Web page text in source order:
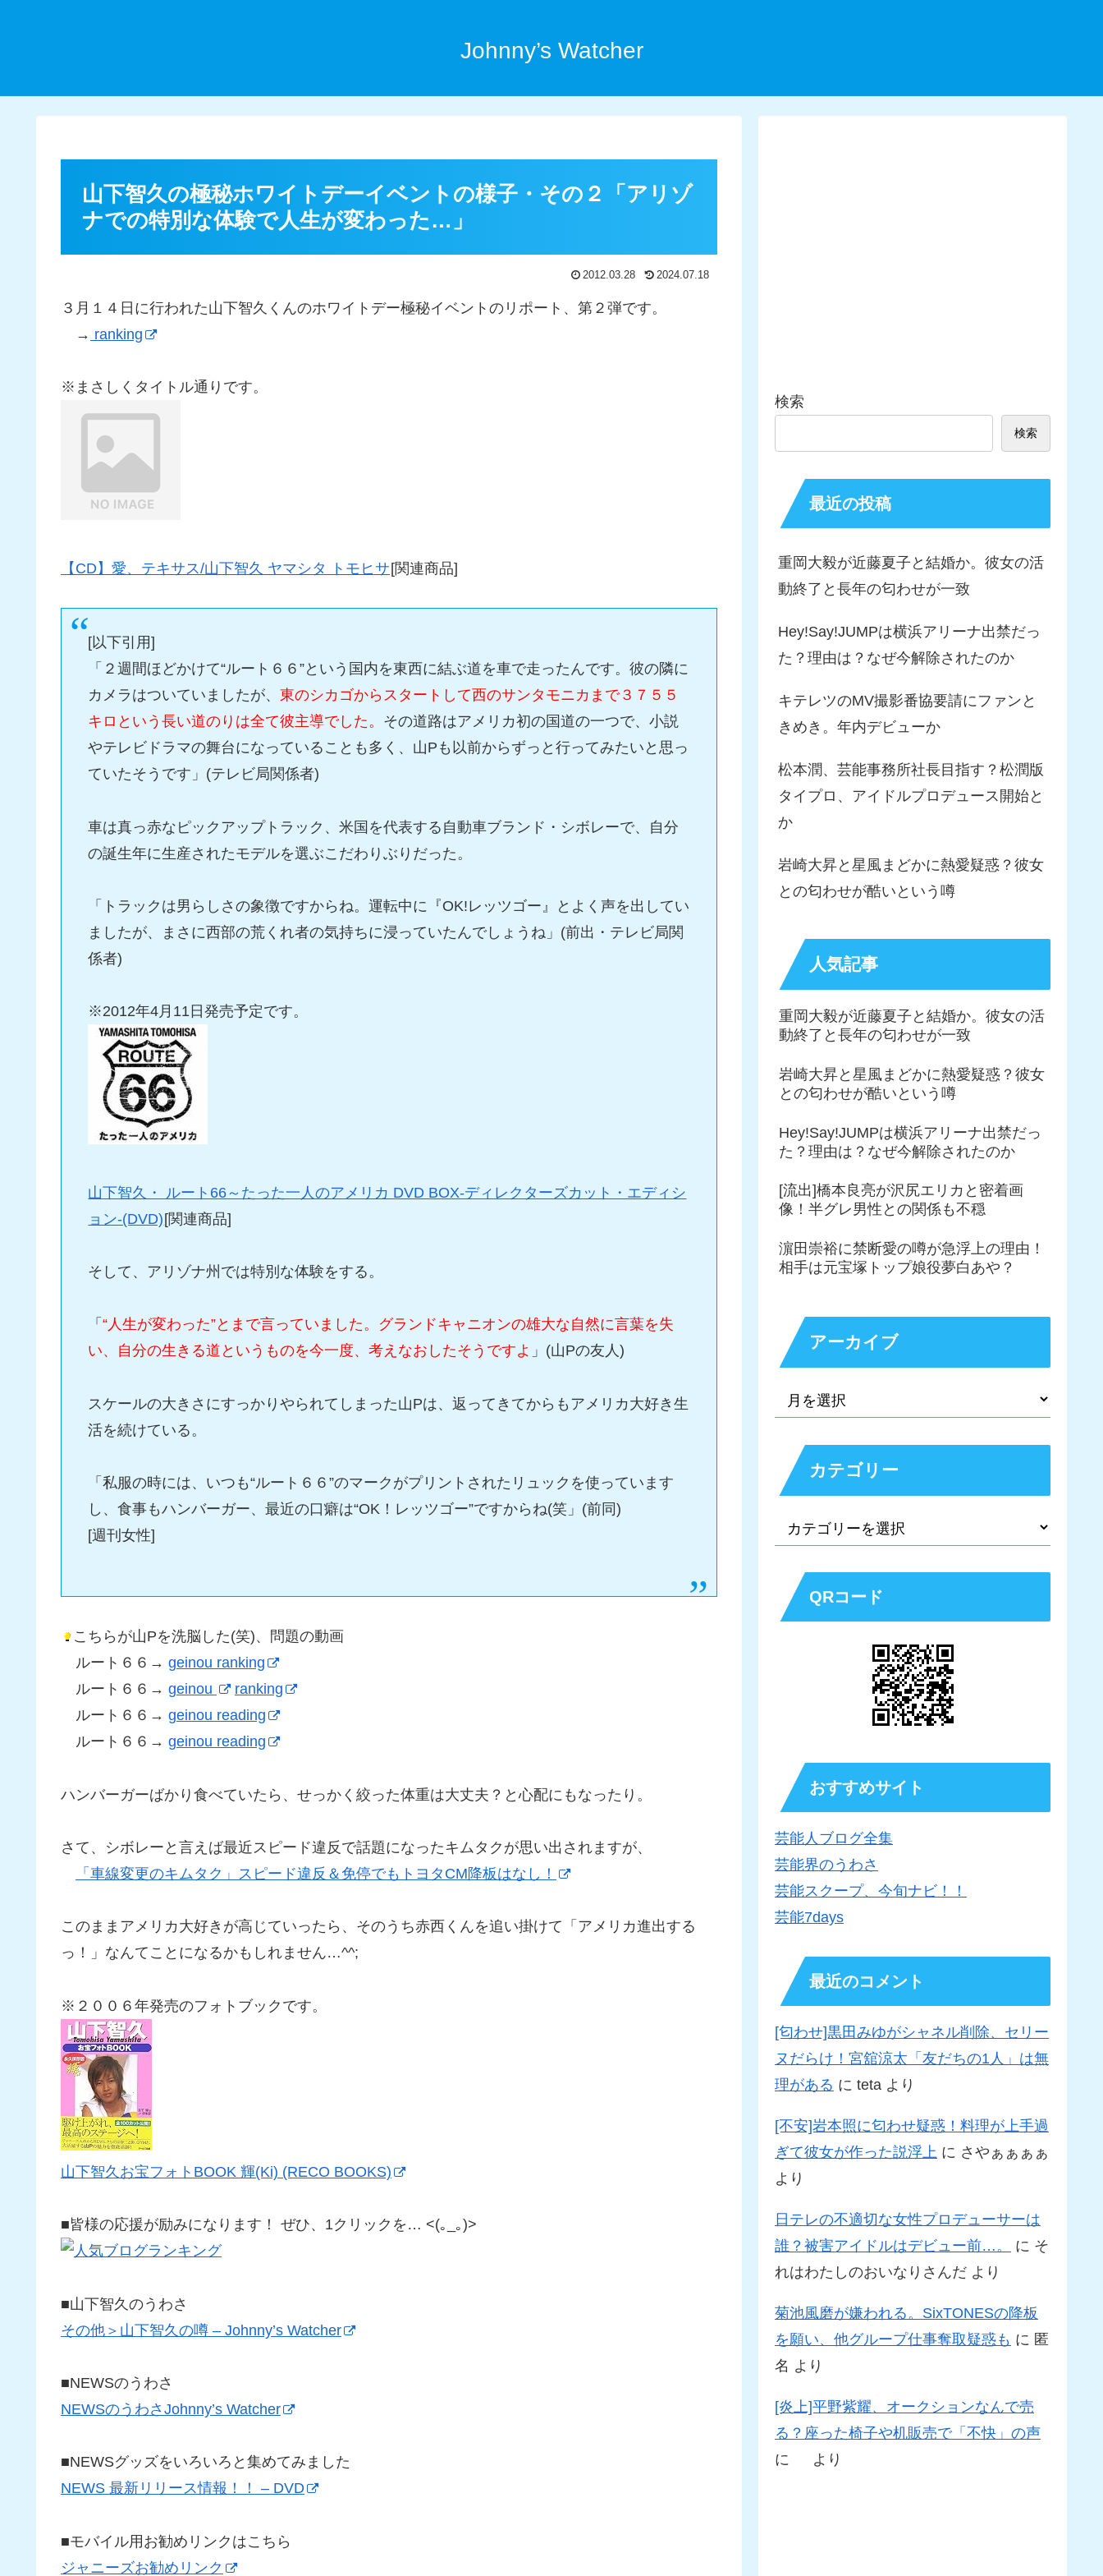
Johnny’s Watcher
山下智久の極秘ホワイトデーイベントの様子・その２「アリゾ
ナでの特別な体験で人生が変わった…」
2012.03.28 2024.07.18
３月１４日に行われた山下智久くんのホワイトデー極秘イベントのリポート、第２弾です。
→ ranking
※まさしくタイトル通りです。
【CD】愛、テキサス/山下智久 ヤマシタ トモヒサ[関連商品]
[以下引用]
「２週間ほどかけて“ルート６６”という国内を東西に結ぶ道を車で走ったんです。彼の隣に
カメラはついていましたが、東のシカゴからスタートして西のサンタモニカまで３７５５
キロという長い道のりは全て彼主導でした。 その道路はアメリカ初の国道の一つで、小説
やテレビドラマの舞台になっていることも多く、山Pも以前からずっと行ってみたいと思っ
ていたそうです」(テレビ局関係者)
車は真っ赤なピックアップトラック、米国を代表する自動車ブランド・シボレーで、自分
の誕生年に生産されたモデルを選ぶこだわりぶりだった。
「トラックは男らしさの象徴ですからね。運転中に『OK!レッツゴー』とよく声を出してい
ましたが、まさに西部の荒くれ者の気持ちに浸っていたんでしょうね」(前出・テレビ局関
係者)
※2012年4月11日発売予定です。
山下智久・ ルート66～たった一人のアメリカ DVD BOX-ディレクターズカット・エディシ
ョン-(DVD)[関連商品]
そして、アリゾナ州では特別な体験をする。
「“人生が変わった”とまで言っていました。グランドキャニオンの雄大な自然に言葉を失
い、自分の生きる道というものを今一度、考えなおしたそうですよ 」(山Pの友人)
スケールの大きさにすっかりやられてしまった山Pは、返ってきてからもアメリカ大好き生
活を続けている。
「私服の時には、いつも“ルート６６”のマークがプリントされたリュックを使っています
し、食事もハンバーガー、最近の口癖は“OK！レッツゴー”ですからね(笑」(前同)
[週刊女性]
こちらが山Pを洗脳した(笑)、問題の動画
ルート６６→ geinou ranking
ルート６６→ geinou
ranking
ルート６６→ geinou reading
ルート６６→ geinou reading
ハンバーガーばかり食べていたら、せっかく絞った体重は大丈夫？と心配にもなったり。
さて、シボレーと言えば最近スピード違反で話題になったキムタクが思い出されますが、
「車線変更のキムタク」スピード違反＆免停でもトヨタCM降板はなし！
このままアメリカ大好きが高じていったら、そのうち赤西くんを追い掛けて「アメリカ進出する
っ！」なんてことになるかもしれません…^^;
※２００６年発売のフォトブックです。
山下智久お宝フォトBOOK 輝(Ki) (RECO BOOKS)
■皆様の応援が励みになります！ ぜひ、1クリックを… <(｡_｡)>
■山下智久のうわさ
その他＞山下智久の噂 – Johnny’s Watcher
■NEWSのうわさ
NEWSのうわさJohnny’s Watcher
■NEWSグッズをいろいろと集めてみました
NEWS 最新リリース情報！！ – DVD
■モバイル用お勧めリンクはこちら
ジャニーズお勧めリンク
検索
検索
最近の投稿
重岡大毅が近藤夏子と結婚か。彼女の活
動終了と長年の匂わせが一致
Hey!Say!JUMPは横浜アリーナ出禁だっ
た？理由は？なぜ今解除されたのか
キテレツのMV撮影番協要請にファンと
きめき。年内デビューか
松本潤、芸能事務所社長目指す？松潤版
タイプロ、アイドルプロデュース開始と
か
岩崎大昇と星風まどかに熱愛疑惑？彼女
との匂わせが酷いという噂
人気記事
重岡大毅が近藤夏子と結婚か。彼女の活
動終了と長年の匂わせが一致
岩崎大昇と星風まどかに熱愛疑惑？彼女
との匂わせが酷いという噂
Hey!Say!JUMPは横浜アリーナ出禁だっ
た？理由は？なぜ今解除されたのか
[流出]橋本良亮が沢尻エリカと密着画
像！半グレ男性との関係も不穏
濵田崇裕に禁断愛の噂が急浮上の理由！
相手は元宝塚トップ娘役夢白あや？
アーカイブ
カテゴリー
QRコード
おすすめサイト
芸能人ブログ全集
芸能界のうわさ
芸能スクープ、今旬ナビ！！
芸能7days
最近のコメント
[匂わせ]黒田みゆがシャネル削除、セリー
ヌだらけ！宮舘涼太「友だちの1人」は無
理がある に teta より
[不安]岩本照に匂わせ疑惑！料理が上手過
ぎて彼女が作った説浮上 に さやぁぁぁぁ
より
日テレの不適切な女性プロデューサーは
誰？被害アイドルはデビュー前…。
に そ
れはわたしのおいなりさんだ より
菊池風磨が嫌われる。SixTONESの降板
を願い、他グループ仕事奪取疑惑も に 匿
名 より
[炎上]平野紫耀、オークションなんで売
る？座った椅子や机販売で「不快」の声
に
より